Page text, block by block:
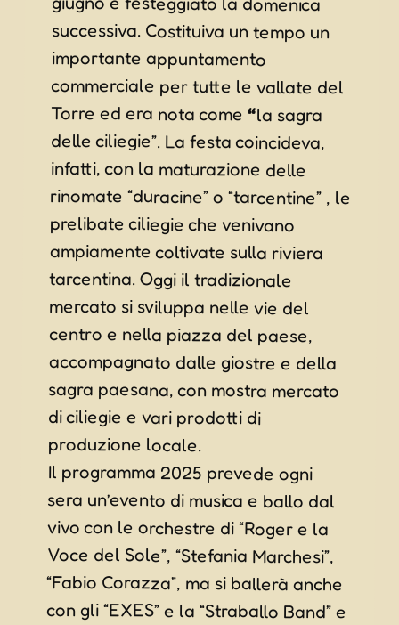
Torre ed era nota come “la sagra
delle ciliegie”. La festa coincideva,
infatti, con la maturazione delle
rinomate “duracine” o “tarcentine” , le
prelibate ciliegie che venivano
ampiamente coltivate sulla riviera
tarcentina. Oggi il tradizionale
mercato si sviluppa nelle vie del
centro e nella piazza del paese,
accompagnato dalle giostre e della
sagra paesana, con mostra mercato
di ciliegie e vari prodotti di
produzione locale.
Il programma 2025 prevede ogni
sera un’evento di musica e ballo dal
vivo con le orchestre di “Roger e la
Voce del Sole”, “Stefania Marchesi”,
“Fabio Corazza”, ma si ballerà anche
con gli “EXES” e la “Straballo Band” e
si potrà ascoltare il concerto rock
con “Officina del Suono”. Ogni giorno
saranno aperte le cucine con
tantissime specialità della tradizione.
Ma non mancherà anche una ricca
marcialonga, giochi, giostre e
intrattenimento per i bambini, la
tradizionale Fiera Mercato, esibizioni
di ballo e grande spettacolo